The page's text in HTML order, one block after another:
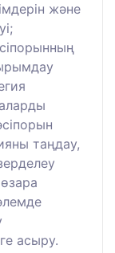
және
таңдау,
асыру.